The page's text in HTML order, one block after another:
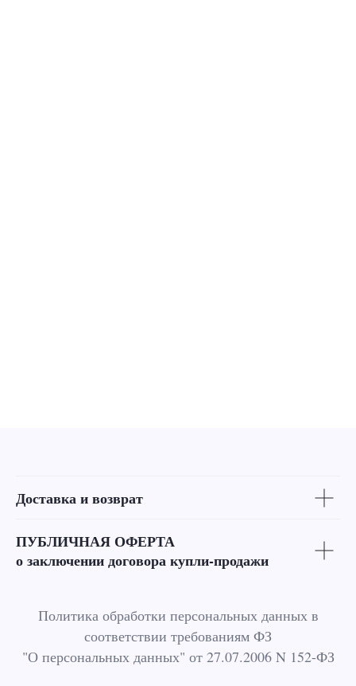
Доставка и возврат
ПУБЛИЧНАЯ ОФЕРТА
о заключении договора купли-продажи
Политика обработки персональных данных в
соответствии требованиям ФЗ
"О персональных данных" от 27.07.2006 N 152-ФЗ